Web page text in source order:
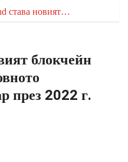
става новият…
блокчейн
през 2022 г.